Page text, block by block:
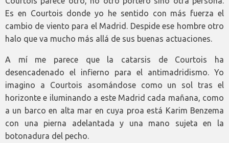
Es en Courtois donde yo he sentido con más fuerza el
cambio de viento para el Madrid. Despide ese hombre otro
halo que va mucho más allá de sus buenas actuaciones.
A mí me parece que la catarsis de Courtois ha
desencadenado el infierno para el antimadridismo. Yo
imagino a Courtois asomándose como un sol tras el
horizonte e iluminando a este Madrid cada mañana, como
a un barco en alta mar en cuya proa está Karim Benzema
con una pierna adelantada y una mano sujeta en la
botonadura del pecho.